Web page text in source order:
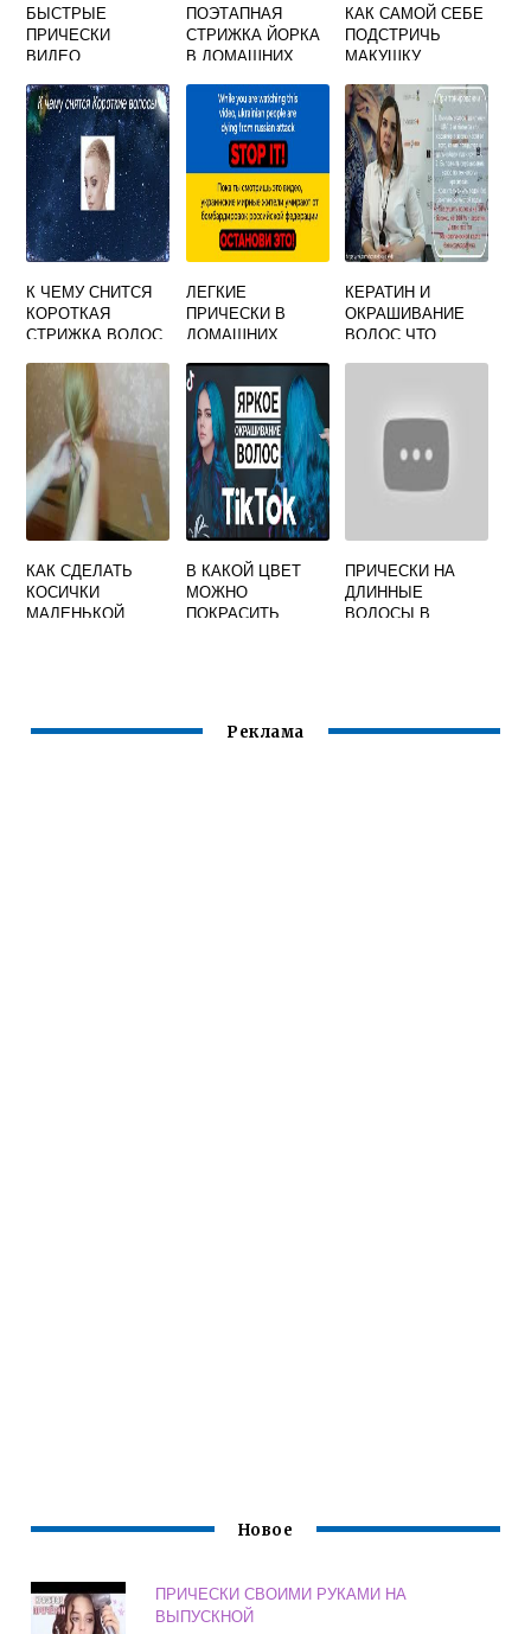
БЫСТРЫЕ
ПРИЧЕСКИ
ВИДЕО
ПОЭТАПНАЯ
СТРИЖКА ЙОРКА
В ДОМАШНИХ
КАК САМОЙ СЕБЕ
ПОДСТРИЧЬ
МАКУШКУ
К ЧЕМУ СНИТСЯ
КОРОТКАЯ
СТРИЖКА ВОЛОС
ГОЛОВЕ
ЛЕГКИЕ
ПРИЧЕСКИ В
ДОМАШНИХ
КЕРАТИН И
ОКРАШИВАНИЕ
ВОЛОС ЧТО
КАК СДЕЛАТЬ
КОСИЧКИ
МАЛЕНЬКОЙ
В КАКОЙ ЦВЕТ
МОЖНО
ПОКРАСИТЬ
ПРИЧЕСКИ НА
ДЛИННЫЕ
ВОЛОСЫ В
Реклама
Новое
ПРИЧЕСКИ СВОИМИ РУКАМИ НА
ВЫПУСКНОЙ